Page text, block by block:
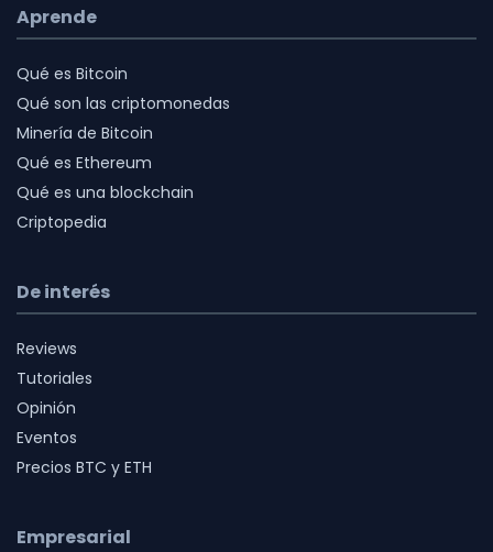
Aprende
Qué es Bitcoin
Qué son las criptomonedas
Minería de Bitcoin
Qué es Ethereum
Qué es una blockchain
Criptopedia
De interés
Reviews
Tutoriales
Opinión
Eventos
Precios BTC y ETH
Empresarial